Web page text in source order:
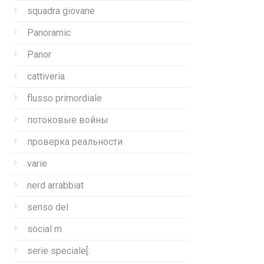
squadra giovane
Panoramic
Panor
cattiveria
flusso primordiale
потоковые войны
проверка реальности
varie
nerd arrabbiat
senso del
social m
serie speciale[: